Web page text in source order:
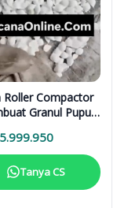
Roller Compactor
Granul Pupuk
Tanya CS